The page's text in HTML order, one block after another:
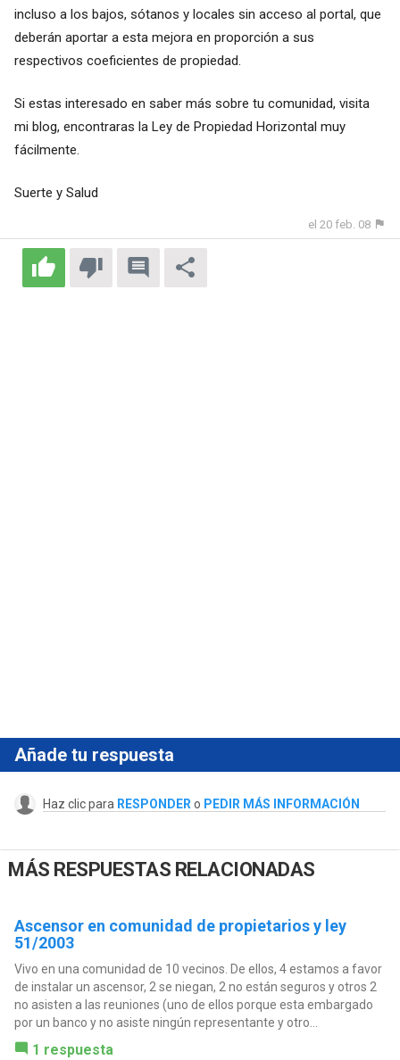
incluso a los bajos, sótanos y locales sin acceso al portal, que
deberán aportar a esta mejora en proporción a sus
respectivos coeficientes de propiedad.
Si estas interesado en saber más sobre tu comunidad, visita
mi blog, encontraras la Ley de Propiedad Horizontal muy
fácilmente.
Suerte y Salud
el 20 feb. 08
Añade tu respuesta
Haz clic para RESPONDER o PEDIR MÁS INFORMACIÓN
MÁS RESPUESTAS RELACIONADAS
Ascensor en comunidad de propietarios y ley
51/2003
Vivo en una comunidad de 10 vecinos. De ellos, 4 estamos a favor
de instalar un ascensor, 2 se niegan, 2 no están seguros y otros 2
no asisten a las reuniones (uno de ellos porque esta embargado
por un banco y no asiste ningún representante y otro...
1 respuesta